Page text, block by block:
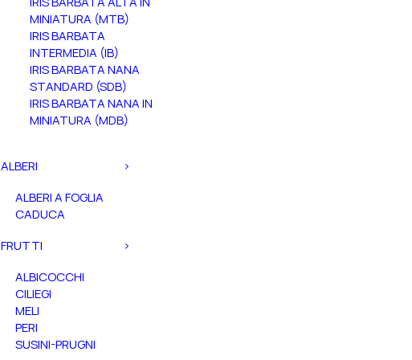
MINIATURA (MTB)
IRIS BARBATA
INTERMEDIA (IB)
IRIS BARBATA NANA
STANDARD (SDB)
IRIS BARBATA NANA IN
MINIATURA (MDB)
ALBERI
ALBERI A FOGLIA
CADUCA
FRUTTI
ALBICOCCHI
CILIEGI
MELI
PERI
SUSINI-PRUGNI